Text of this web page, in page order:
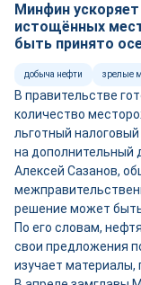
Минфин
истощённых
быть принято
добыча нефти зрелые
В правительстве
количество
льготный
на дополнительный
Алексей Сазанов,
решение может
По его словам,
свои предложения
изучает материалы,